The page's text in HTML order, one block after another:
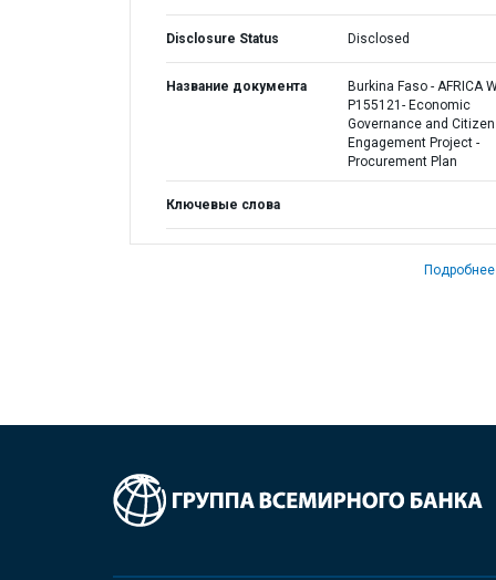
Disclosure Status Disclosed
Название документа
Burkina Faso - AFRICA
P155121- Economic
Governance and Citizen
Engagement Project -
Procurement Plan
Ключевые слова
Подробнее